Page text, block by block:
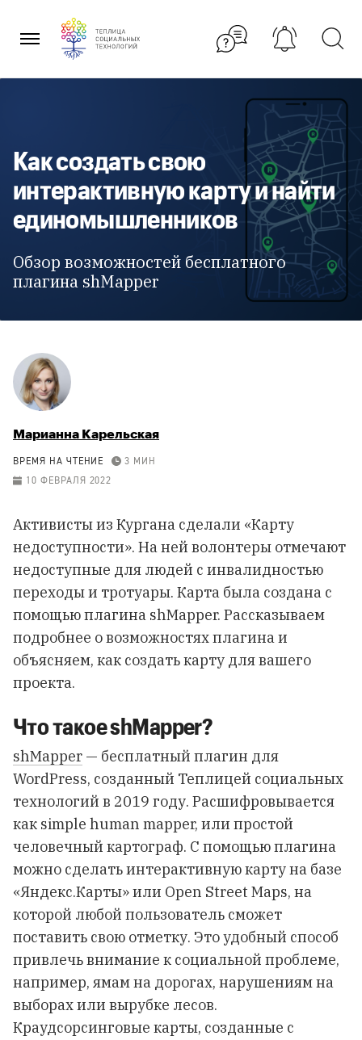
содержанию
Как создать свою
интерактивную карту и найти
единомышленников
Обзор возможностей бесплатного
плагина shMapper
Марианна Карельская
ВРЕМЯ НА ЧТЕНИЕ
3 МИН
10 ФЕВРАЛЯ 2022
Активисты из Кургана сделали «Карту
недоступности». На ней волонтеры отмечают
недоступные для людей с инвалидностью
переходы и тротуары. Карта была создана с
помощью плагина shMapper. Рассказываем
подробнее о возможностях плагина и
объясняем, как создать карту для вашего
проекта.
Что такое shMapper?
shMapper — бесплатный плагин для
WordPress, созданный Теплицей социальных
технологий в 2019 году. Расшифровывается
как simple human mapper, или простой
человечный картограф. С помощью плагина
можно сделать интерактивную карту на базе
«Яндекс.Карты» или Open Street Maps, на
которой любой пользователь сможет
поставить свою отметку. Это удобный способ
привлечь внимание к социальной проблеме,
например, ямам на дорогах, нарушениям на
выборах или вырубке лесов.
Краудсорсинговые карты, созданные с